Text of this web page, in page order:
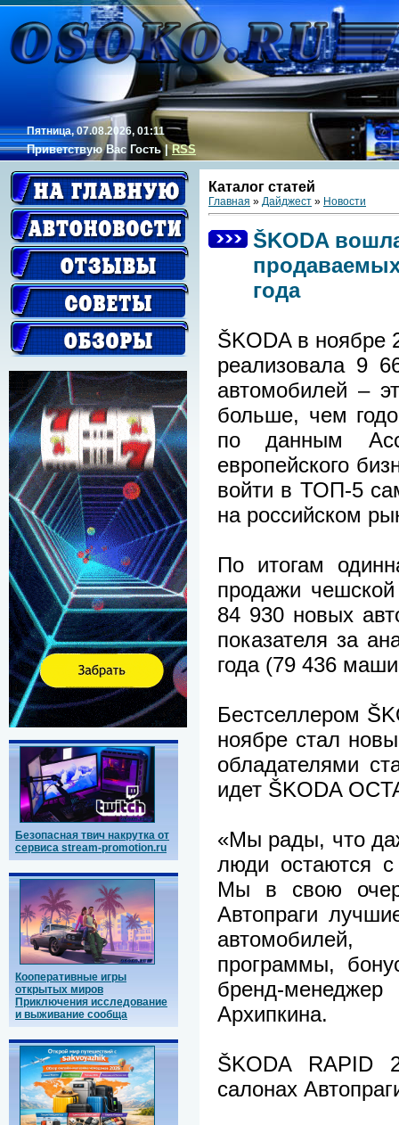
Пятница, 07.08.2026, 01:11
Приветствую Вас Гость|RSS
Безопасная твич накрутка от
сервиса stream-promotion.ru
Кооперативные игры
открытых миров
Приключения исследование
и выживание сообща
Каталог статей
Главная » Дайджест » Новости
ŠKODA
года
ŠKODA в ноябре
реализовала 9
автомобилей –
больше, чем
по данным
европейского
войти в ТОП-5
на российском
По итогам
продажи
84 930 новых
показателя за
года (79 436
Бестселлером
ноябре стал
обладателями
идет ŠKODA
«Мы рады, что
люди остаются
Мы в свою
Автопраги
программы,
бренд-
Архипкина.
ŠKODA RAPID
салонах